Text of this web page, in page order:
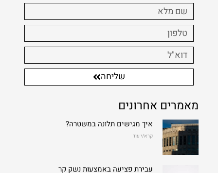
שליחה
מאמרים אחרונים
איך מגישים תלונה במשטרה?
קרא/י עוד
עבירת פציעה באמצעות נשק קר